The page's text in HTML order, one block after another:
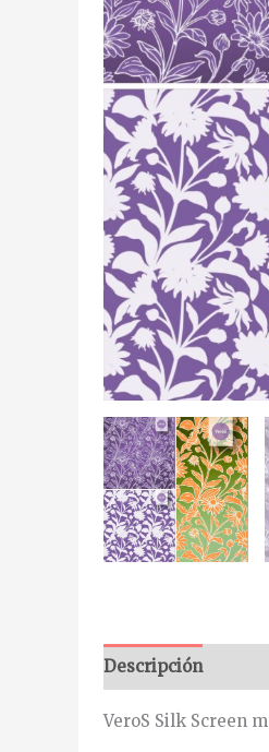
Descripción
VeroS Silk Screen